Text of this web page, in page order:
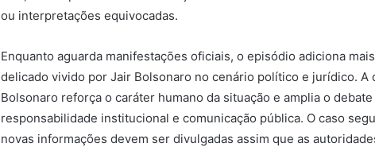
ou interpretações equivocadas.
Enquanto aguarda manifestações oficiais, o episódio adiciona
delicado vivido por Jair Bolsonaro no cenário político e jurídico. A
Bolsonaro reforça o caráter humano da situação e amplia o
responsabilidade institucional e comunicação pública. O caso
novas informações devem ser divulgadas assim que as